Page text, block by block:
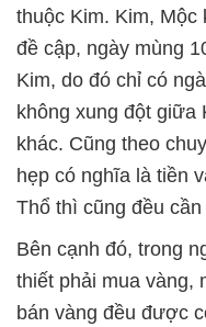
thuộc Kim. Kim, Mộc
đề cập, ngày mùng
Kim, do đó chỉ có
không xung đột giữa
khác. Cũng theo
hẹp có nghĩa là tiền
Thổ thì cũng đều cần
Bên cạnh đó, trong
thiết phải mua vàng,
bán vàng đều được